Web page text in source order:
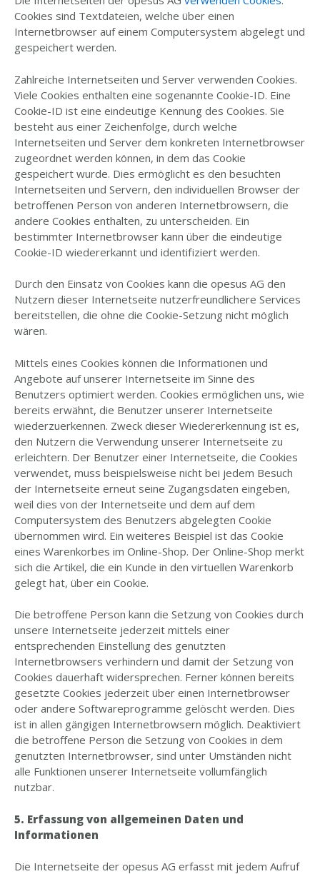
Cookies sind Textdateien, welche über einen
Internetbrowser auf einem Computersystem abgelegt und
gespeichert werden.
Zahlreiche Internetseiten und Server verwenden Cookies.
Viele Cookies enthalten eine sogenannte Cookie-ID. Eine
Cookie-ID ist eine eindeutige Kennung des Cookies. Sie
besteht aus einer Zeichenfolge, durch welche
Internetseiten und Server dem konkreten Internetbrowser
zugeordnet werden können, in dem das Cookie
gespeichert wurde. Dies ermöglicht es den besuchten
Internetseiten und Servern, den individuellen Browser der
betroffenen Person von anderen Internetbrowsern, die
andere Cookies enthalten, zu unterscheiden. Ein
bestimmter Internetbrowser kann über die eindeutige
Cookie-ID wiedererkannt und identifiziert werden.
Durch den Einsatz von Cookies kann die opesus AG den
Nutzern dieser Internetseite nutzerfreundlichere Services
bereitstellen, die ohne die Cookie-Setzung nicht möglich
wären.
Mittels eines Cookies können die Informationen und
Angebote auf unserer Internetseite im Sinne des
Benutzers optimiert werden. Cookies ermöglichen uns, wie
bereits erwähnt, die Benutzer unserer Internetseite
wiederzuerkennen. Zweck dieser Wiedererkennung ist es,
den Nutzern die Verwendung unserer Internetseite zu
erleichtern. Der Benutzer einer Internetseite, die Cookies
verwendet, muss beispielsweise nicht bei jedem Besuch
der Internetseite erneut seine Zugangsdaten eingeben,
weil dies von der Internetseite und dem auf dem
Computersystem des Benutzers abgelegten Cookie
übernommen wird. Ein weiteres Beispiel ist das Cookie
eines Warenkorbes im Online-Shop. Der Online-Shop merkt
sich die Artikel, die ein Kunde in den virtuellen Warenkorb
gelegt hat, über ein Cookie.
Die betroffene Person kann die Setzung von Cookies durch
unsere Internetseite jederzeit mittels einer
entsprechenden Einstellung des genutzten
Internetbrowsers verhindern und damit der Setzung von
Cookies dauerhaft widersprechen. Ferner können bereits
gesetzte Cookies jederzeit über einen Internetbrowser
oder andere Softwareprogramme gelöscht werden. Dies
ist in allen gängigen Internetbrowsern möglich. Deaktiviert
die betroffene Person die Setzung von Cookies in dem
genutzten Internetbrowser, sind unter Umständen nicht
alle Funktionen unserer Internetseite vollumfänglich
nutzbar.
5. Erfassung von allgemeinen Daten und
Informationen
Die Internetseite der opesus AG erfasst mit jedem Aufruf